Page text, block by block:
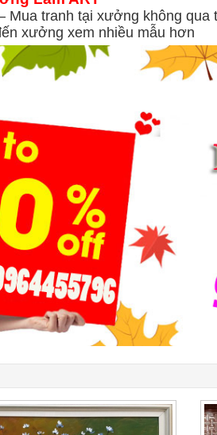
tranh tại xưởng không
xưởng xem nhiều mẫu hơn